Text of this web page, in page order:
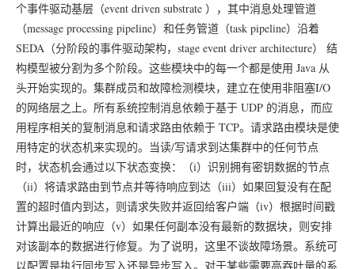
个事件驱动基层（event driven substrate ），其中消息处理管道
（message processing pipeline）和任务管道（task pipeline）沿着
SEDA（分阶段的事件驱动架构，stage event driver architecture） 结
构模型被分割为多个阶段。这些模块中的每一个都是使用 Java 从
头开始实现的。集群成员和故障检测模块，建立在使用非阻塞I/O
的网络层之上。所有系统控制消息依赖于基于 UDP 的消息，而应
用程序相关的复制消息和请求路由依赖于 TCP。请求路由模块是使
用特定的状态机来实现的。当读/写请求到达集群中的任何节点
时，状态机会通过以下状态变换：（i）识别拥有密钥数据的节点
（ii）将请求路由到节点并等待响应到达（iii）如果回复没有在配
置的超时值内到达，则请求失败并返回给客户端（iv）根据时间戳
计算出最近的响应（v）如果任何副本没有最新的数据块，则安排
对该副本的数据进行修复。为了说明，这里不谈故障场景。系统可
以配置是执行同步写入还是异步写入。对于某些需要高吞吐量的系